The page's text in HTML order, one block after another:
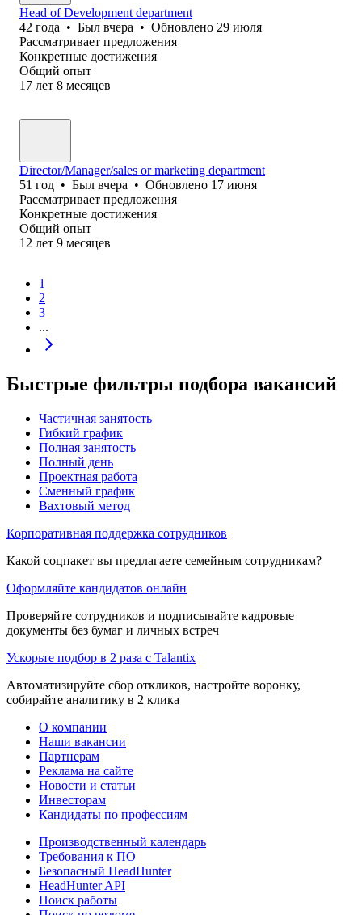
Head of Development department
42 года • Был вчера • Обновлено 29 июля
Рассматривает предложения
Конкретные достижения
Общий опыт
17 лет 8 месяцев
Director/Manager/sales or marketing department
51 год • Был вчера • Обновлено 17 июня
Рассматривает предложения
Конкретные достижения
Общий опыт
12 лет 9 месяцев
1
2
3
...
Быстрые фильтры подбора вакансий
Частичная занятость
Гибкий график
Полная занятость
Полный день
Проектная работа
Сменный график
Вахтовый метод
Корпоративная поддержка сотрудников
Какой соцпакет вы предлагаете семейным сотрудникам?
Оформляйте кандидатов онлайн
Проверяйте сотрудников и подписывайте кадровые
документы без бумаг и личных встреч
Ускорьте подбор в 2 раза с Talantix
Автоматизируйте сбор откликов, настройте воронку,
собирайте аналитику в 2 клика
О компании
Наши вакансии
Партнерам
Реклама на сайте
Новости и статьи
Инвесторам
Кандидаты по профессиям
Производственный календарь
Требования к ПО
Безопасный HeadHunter
HeadHunter API
Поиск работы